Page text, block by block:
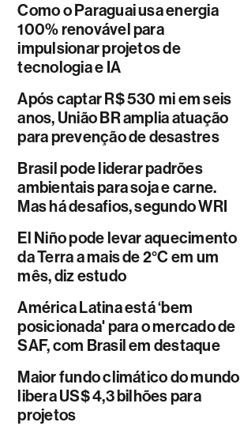
Como o Paraguai usa energia
100% renovável para
impulsionar projetos de
tecnologia e IA
Após captar R$ 530 mi em seis
anos, União BR amplia atuação
para prevenção de desastres
Brasil pode liderar padrões
ambientais para soja e carne.
Mas há desafios, segundo WRI
El Niño pode levar aquecimento
da Terra a mais de 2°C em um
mês, diz estudo
América Latina está ‘bem
posicionada' para o mercado de
SAF, com Brasil em destaque
Maior fundo climático do mundo
libera US$ 4,3 bilhões para
projetos